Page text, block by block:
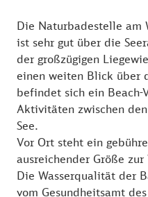
Die Naturbadestelle am
ist sehr gut über die
der großzügigen
einen weiten Blick über
befindet sich ein
Aktivitäten zwischen
See.
Vor Ort steht ein
ausreichender Größe zur
Die Wasserqualität der
vom Gesundheitsamt